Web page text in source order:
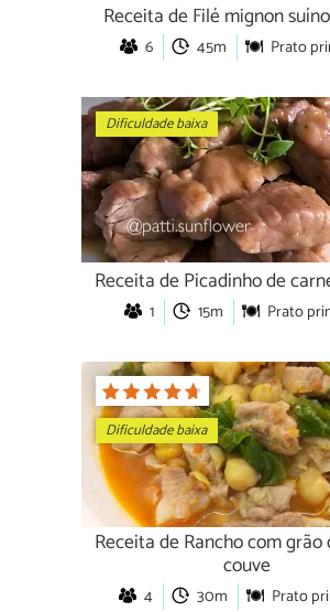
Receita de Filé mignon
6 45m Prato
Dificuldade baixa
Receita de Picadinho de
1 15m Prato
Dificuldade baixa
Receita de Rancho com grão
couve
4 30m Prato